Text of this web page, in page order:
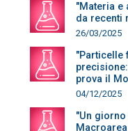
"Materia e
da recenti
26/03/2025
"Particelle
prova il
04/12/2025
"Un